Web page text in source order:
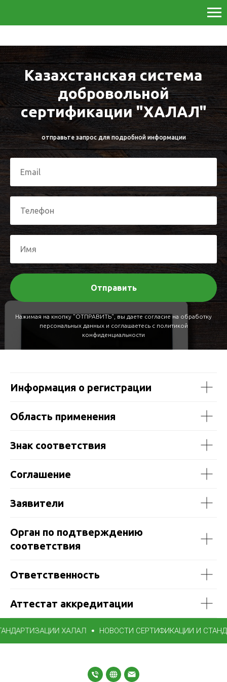
Казахстанская система
добровольной
сертификации "ХАЛАЛ"
отправьте запрос для подробной информации
Отправить
Нажимая на кнопку "ОТПРАВИТЬ", вы даете согласие на обработку
персональных данных и соглашаетесь c политикой
конфиденциальности
Информация о регистрации
Область применения
Знак соответствия
Соглашение
Заявители
Орган по подтверждению
соответствия
Ответственность
Аттестат аккредитации
ХАЛАЛ НОВОСТИ СЕРТИФИКАЦИИ И